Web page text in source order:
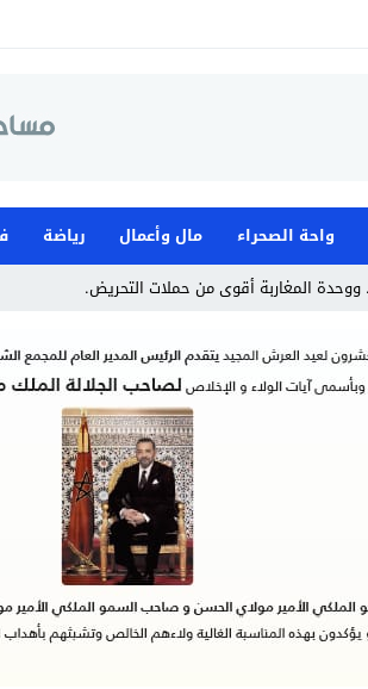
واحة الصحراء مال وأعمال رياضة
المغاربة أقوى من حملات التحريض.